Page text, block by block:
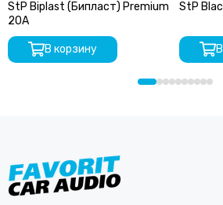
StP Biplast (Бипласт) Premium
20A
В корзину
StP